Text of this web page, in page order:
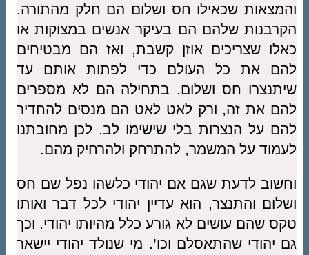
והמצאות שכאילו חס ושלום הם חלק מהתורה.
הקרבנות שלהם הם בעיקר אנשים במצוקות או
כאלו שצריכים אוזן קשבת, ואז הם מבטיחים
להם את כל העולם כדי לפתות אותם עד
שיתנצרו חס ושלום. בתחילה הם לא מספרים
להם את זה, ורק לאט לאט הם מנסים להחדיר
להם על הנצרות בלי שישימו לב. לכן מחובתנו
לעמוד על המשמר, להתרחק ולהרחיק מהם.
וחשוב לדעת שגם אם יהודי כלשהו נפל שם חס
ושלום והתנצר, הוא עדיין יהודי לכל דבר ואותו
טקס שהם עושים לא גורע כלל מהיותו יהודי. וכך
גם יהודי שהתאסלם וכו’. מי שנולד יהודי יישאר